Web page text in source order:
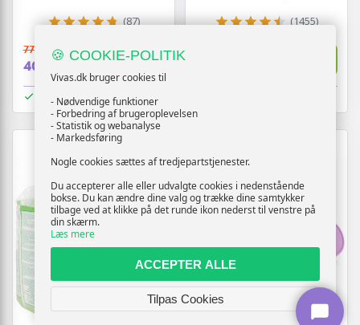
(87)
779,-
409,- Vis
På lager
(1455)
🍪 COOKIE-POLITIK
Vivas.dk bruger cookies til
- Nødvendige funktioner
- Forbedring af brugeroplevelsen
- Statistik og webanalyse
- Markedsføring
Nogle cookies sættes af tredjepartstjenester.
Du accepterer alle eller udvalgte cookies i nedenstående
bokse. Du kan ændre dine valg og trække dine samtykker
tilbage ved at klikke på det runde ikon nederst til venstre på
din skærm.
Læs mere
ACCEPTER ALLE
Tilpas Cookies